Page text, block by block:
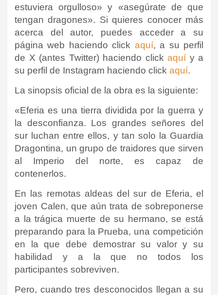
estuviera orgulloso» y «asegúrate de que
tengan dragones». Si quieres conocer más
acerca del autor, puedes acceder a su
página web haciendo click aquí, a su perfil
de X (antes Twitter) haciendo click aquí y a
su perfil de Instagram haciendo click aquí.
La sinopsis oficial de la obra es la siguiente:
«Eferia es una tierra dividida por la guerra y
la desconfianza. Los grandes señores del
sur luchan entre ellos, y tan solo la Guardia
Dragontina, un grupo de traidores que sirven
al Imperio del norte, es capaz de
contenerlos.
En las remotas aldeas del sur de Eferia, el
joven Calen, que aún trata de sobreponerse
a la trágica muerte de su hermano, se está
preparando para la Prueba, una competición
en la que debe demostrar su valor y su
habilidad y a la que no todos los
participantes sobreviven.
Pero, cuando tres desconocidos llegan a su